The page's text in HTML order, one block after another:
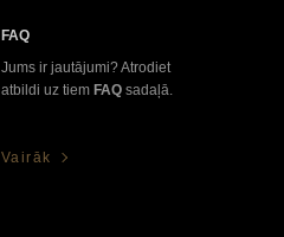
FAQ
Jums ir jautājumi? Atrodiet
atbildi uz tiem FAQsadaļā.
Vairāk